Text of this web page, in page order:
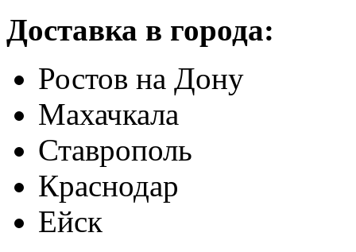
Доставка в города:
Ростов на Дону
Махачкала
Ставрополь
Краснодар
Ейск